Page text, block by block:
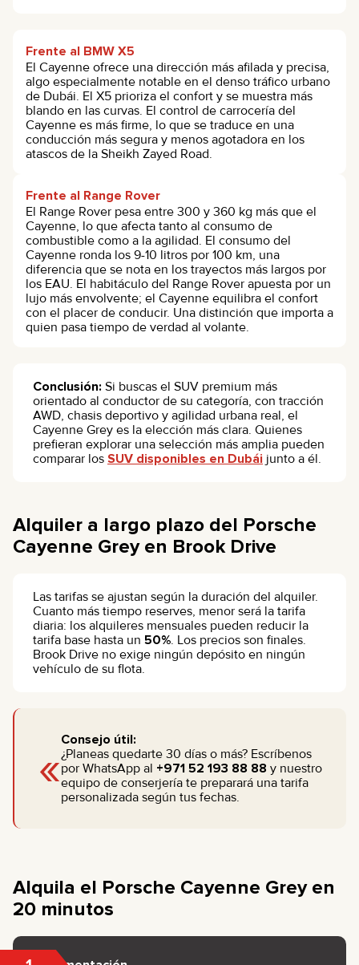
Frente al BMW X5
El Cayenne ofrece una dirección más afilada y precisa,
algo especialmente notable en el denso tráfico urbano
de Dubái. El X5 prioriza el confort y se muestra más
blando en las curvas. El control de carrocería del
Cayenne es más firme, lo que se traduce en una
conducción más segura y menos agotadora en los
atascos de la Sheikh Zayed Road.
Frente al Range Rover
El Range Rover pesa entre 300 y 360 kg más que el
Cayenne, lo que afecta tanto al consumo de
combustible como a la agilidad. El consumo del
Cayenne ronda los 9-10 litros por 100 km, una
diferencia que se nota en los trayectos más largos por
los EAU. El habitáculo del Range Rover apuesta por un
lujo más envolvente; el Cayenne equilibra el confort
con el placer de conducir. Una distinción que importa a
quien pasa tiempo de verdad al volante.
Conclusión: Si buscas el SUV premium más
orientado al conductor de su categoría, con tracción
AWD, chasis deportivo y agilidad urbana real, el
Cayenne Grey es la elección más clara. Quienes
prefieran explorar una selección más amplia pueden
comparar los SUV disponibles en Dubái junto a él.
Alquiler a largo plazo del Porsche
Cayenne Grey en Brook Drive
Las tarifas se ajustan según la duración del alquiler.
Cuanto más tiempo reserves, menor será la tarifa
diaria: los alquileres mensuales pueden reducir la
tarifa base hasta un 50%. Los precios son finales.
Brook Drive no exige ningún depósito en ningún
vehículo de su flota.
«Consejo útil:
¿Planeas quedarte 30 días o más? Escríbenos
por WhatsApp al +971 52 193 88 88 y nuestro
equipo de conserjería te preparará una tarifa
personalizada según tus fechas.
Alquila el Porsche Cayenne Grey en
20 minutos